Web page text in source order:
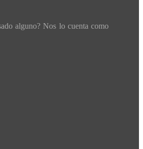
alguno? Nos lo cuenta como